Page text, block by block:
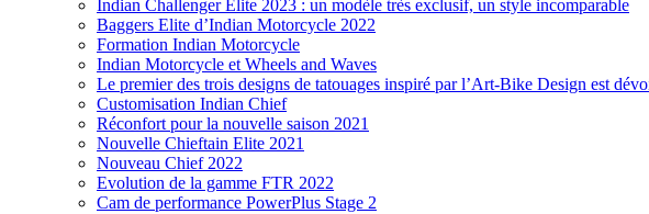
Indian Challenger Elite 2023 : un modèle très exclusif, un style incomparable
Baggers Elite d’Indian Motorcycle 2022
Formation Indian Motorcycle
Indian Motorcycle et Wheels and Waves
Le premier des trois designs de tatouages inspiré par l’Art-Bike Design est
Customisation Indian Chief
Réconfort pour la nouvelle saison 2021
Nouvelle Chieftain Elite 2021
Nouveau Chief 2022
Evolution de la gamme FTR 2022
Cam de performance PowerPlus Stage 2